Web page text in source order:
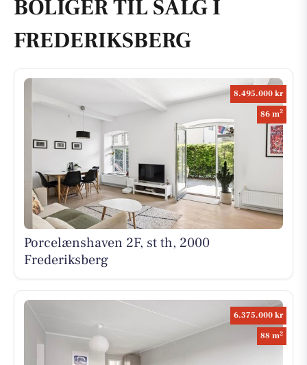
BOLIGER TIL SALG I
FREDERIKSBERG
8.495.000 kr
86 m2
Porcelænshaven 2F, st th, 2000
Frederiksberg
6.375.000 kr
88 m2